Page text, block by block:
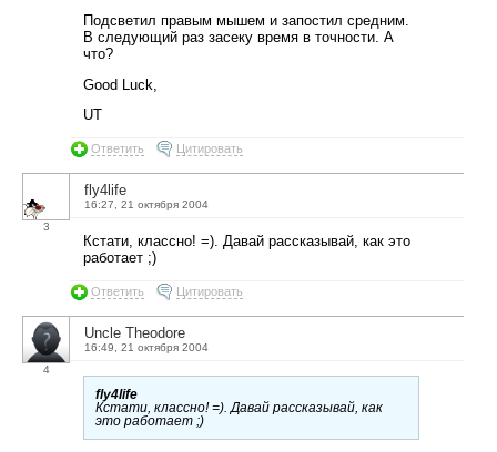
Подсветил правым мышем и запостил средним.
В следующий раз засеку время в точности. А
что?
Good Luck,
UT
Ответить Цитировать
3
fly4life
16:27, 21 октября 2004
Кстати, классно! =). Давай рассказывай, как это
работает ;)
Ответить Цитировать
4
Uncle Theodore
16:49, 21 октября 2004
fly4life
Кстати, классно! =). Давай рассказывай, как
это работает ;)